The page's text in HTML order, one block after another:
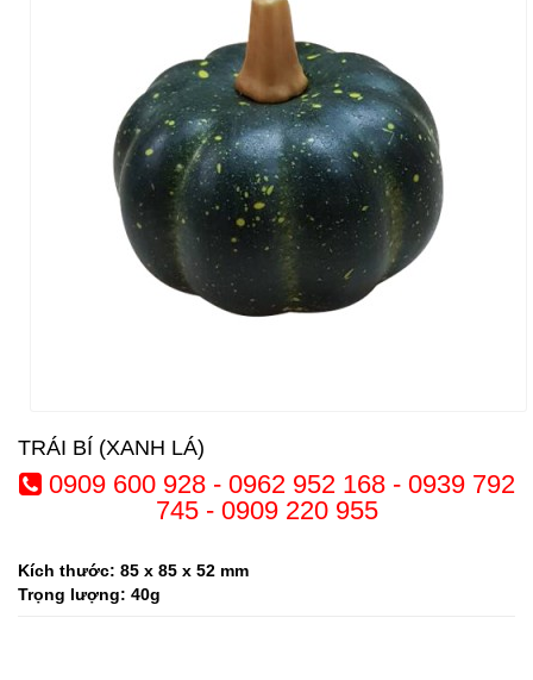
TRÁI BÍ (XANH LÁ)
0909 600 928 - 0962 952 168 - 0939 792
745 - 0909 220 955
Kích thước: 85 x 85 x 52 mm
Trọng lượng: 40g